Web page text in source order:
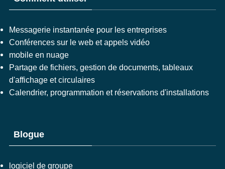
Messagerie instantanée pour les entreprises
Conférences sur le web et appels vidéo
mobile en nuage
Partage de fichiers, gestion de documents, tableaux
d'affichage et circulaires
Calendrier, programmation et réservations d'installations
Blogue
logiciel de groupe